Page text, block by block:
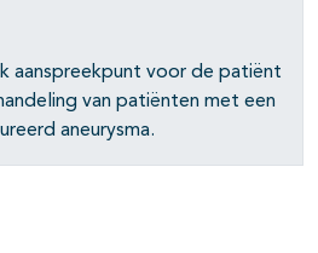
aanspreekpunt voor de patiënt
van patiënten met een
aneurysma.